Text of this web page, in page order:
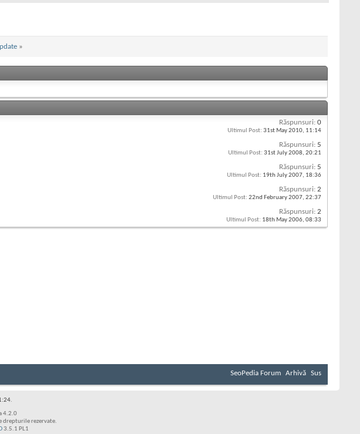
»
Răspunsuri: 0
Ultimul Post: 31st May 2010, 11:14
Răspunsuri: 5
Ultimul Post: 31st July 2008, 20:21
Răspunsuri: 5
Ultimul Post: 19th July 2007, 18:36
Răspunsuri: 2
Ultimul Post: 22nd February 2007, 22:37
Răspunsuri: 2
Ultimul Post: 18th May 2006, 08:33
SeoPedia Forum Arhivă Sus
.
4.2.0
drepturile rezervate.
3.5.1 PL1